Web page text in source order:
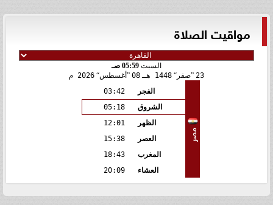
مواقيت الصلاة
السبت 05:59 صـ
23
صفر 1448 هـ 08 أغسطس 2026 م
مصر
الفجر
03:42
الشروق
05:18
الظهر
12:01
العصر
15:38
المغرب
18:43
العشاء
20:09